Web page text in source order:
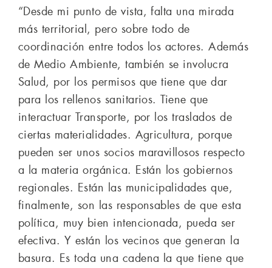
“Desde mi punto de vista, falta una mirada
más territorial, pero sobre todo de
coordinación entre todos los actores. Además
de Medio Ambiente, también se involucra
Salud, por los permisos que tiene que dar
para los rellenos sanitarios. Tiene que
interactuar Transporte, por los traslados de
ciertas materialidades. Agricultura, porque
pueden ser unos socios maravillosos respecto
a la materia orgánica. Están los gobiernos
regionales. Están las municipalidades que,
finalmente, son las responsables de que esta
política, muy bien intencionada, pueda ser
efectiva. Y están los vecinos que generan la
basura. Es toda una cadena la que tiene que